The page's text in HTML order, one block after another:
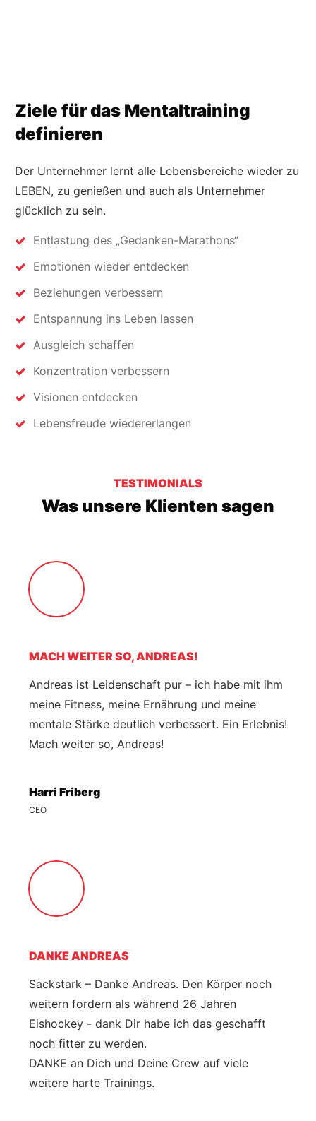
Ziele für das Mentaltraining
definieren
Der Unternehmer lernt alle Lebensbereiche wieder zu
LEBEN, zu genießen und auch als Unternehmer
glücklich zu sein.
Entlastung des „Gedanken-Marathons“
Emotionen wieder entdecken
Beziehungen verbessern
Entspannung ins Leben lassen
Ausgleich schaffen
Konzentration verbessern
Visionen entdecken
Lebensfreude wiedererlangen
TESTIMONIALS
Was unsere Klienten sagen
MACH WEITER SO, ANDREAS!
Andreas ist Leidenschaft pur – ich habe mit ihm
meine Fitness, meine Ernährung und meine
mentale Stärke deutlich verbessert. Ein Erlebnis!
Mach weiter so, Andreas!
Harri Friberg
CEO
DANKE ANDREAS
Sackstark – Danke Andreas. Den Körper noch
weitern fordern als während 26 Jahren
Eishockey - dank Dir habe ich das geschafft
noch fitter zu werden.
DANKE an Dich und Deine Crew auf viele
weitere harte Trainings.